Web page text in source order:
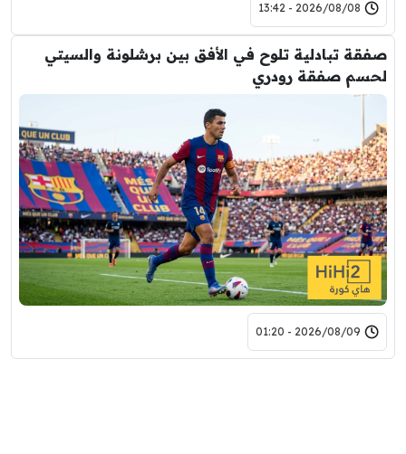
2026/08/08 - 13:42
صفقة تبادلية تلوح في الأفق بين برشلونة والسيتي
لحسم صفقة رودري
2026/08/09 - 01:20